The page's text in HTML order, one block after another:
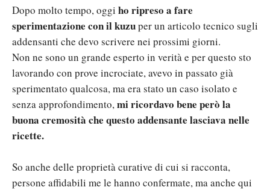
Dopo molto tempo, oggi ho ripreso a fare
sperimentazione con il kuzuper un articolo tecnico sugli
addensanti che devo scrivere nei prossimi giorni.
Non ne sono un grande esperto in verità e per questo sto
lavorando con prove incrociate, avevo in passato già
sperimentato qualcosa, ma era stato un caso isolato e
senza approfondimento,mi ricordavo bene però la
buona cremosità che questo addensante lasciava nelle
ricette.
So anche delle proprietà curative di cui si racconta,
persone affidabili me le hanno confermate, ma anche qui